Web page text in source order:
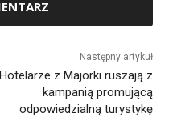
Następny artykuł
Hotelarze z Majorki ruszają z
kampanią promującą
odpowiedzialną turystykę